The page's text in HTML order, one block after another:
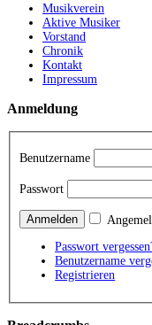
Musikverein
Aktive Musiker
Vorstand
Chronik
Kontakt
Impressum
Anmeldung
Benutzername
Passwort
Passwort
Benutzername
Registrieren